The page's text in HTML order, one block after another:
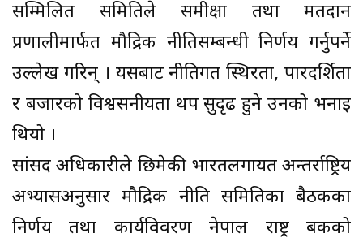
सम्मिलित समितिले समीक्षा तथा मतदान
प्रणालीमार्फत मौद्रिक नीतिसम्बन्धी निर्णय गर्नुपर्ने
उल्लेख गरिन् । यसबाट नीतिगत स्थिरता, पारदर्शिता
र बजारको विश्वसनीयता थप सुदृढ हुने उनको भनाइ
थियो ।
सांसद अधिकारीले छिमेकी भारतलगायत अन्तर्राष्ट्रिय
अभ्यासअनुसार मौद्रिक नीति समितिका बैठकका
निर्णय तथा कार्यविवरण नेपाल राष्ट्र बैंकको